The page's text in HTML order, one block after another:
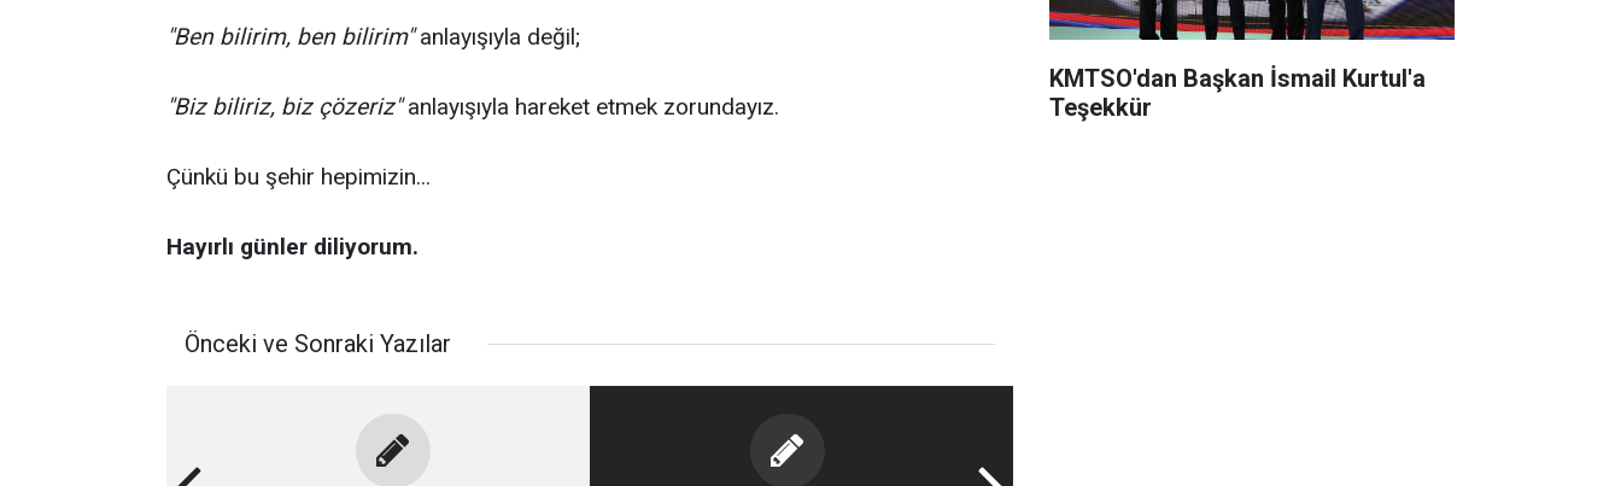
"Ben bilirim, ben bilirim"anlayışıyla değil;
"Biz biliriz, biz çözeriz"anlayışıyla hareket etmek zorundayız.
Çünkü bu şehir hepimizin...
Hayırlı günler diliyorum.
Önceki ve Sonraki Yazılar
KMTSO'dan Başkan İsmail Kurtul'a
Teşekkür